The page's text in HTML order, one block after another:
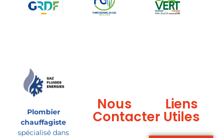
Plombier
chauffagiste
spécialisé dans
Nous
Contacter
Liens
Utiles